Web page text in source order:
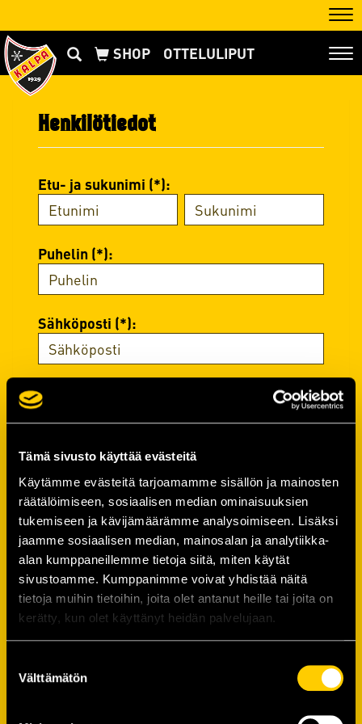
Tämä sivusto käyttää evästeitä
Käytämme evästeitä tarjoamamme sisällön ja mainosten
räätälöimiseen, sosiaalisen median ominaisuuksien
tukemiseen ja kävijämäärämme analysoimiseen. Lisäksi
jaamme sosiaalisen median, mainosalan ja analytiikka-
alan kumppaneillemme tietoja siitä, miten käytät
sivustoamme. Kumppanimme voivat yhdistää näitä
tietoja muihin tietoihin, joita olet antanut heille tai joita on
kerätty, kun olet käyttänyt heidän palvelujaan.
valinta
Välttämätön
OTTELULIPUT
Henkilötiedot
Etu- ja sukunimi (*):
Puhelin (*):
Sähköposti (*):
Salasana
Salasana (*):
Vahvista salasana (*):
Yhteystiedot
Katuosoite (*):